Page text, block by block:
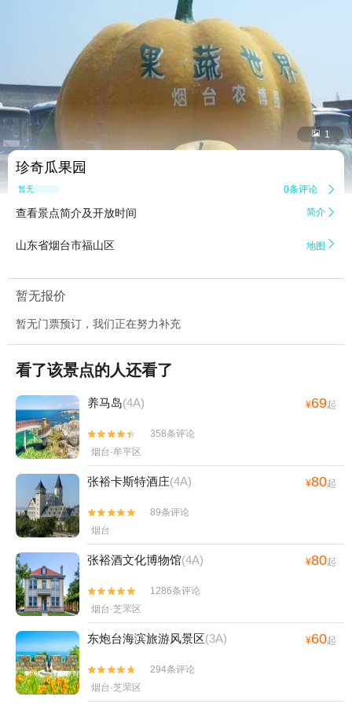
 1
珍奇瓜果园
暂无点评 0条评论 
查看景点简介及开放时间 简介 
山东省烟台市福山区 地图 
暂无报价
暂无门票预订，我们正在努力补充
看了该景点的人还看了
养马岛(4A) ¥69起


358条评论
烟台·牟平区
张裕卡斯特酒庄(4A) ¥80起


89条评论
烟台
张裕酒文化博物馆(4A) ¥80起


1286条评论
烟台·芝罘区
东炮台海滨旅游风景区(3A) ¥60起


294条评论
烟台·芝罘区